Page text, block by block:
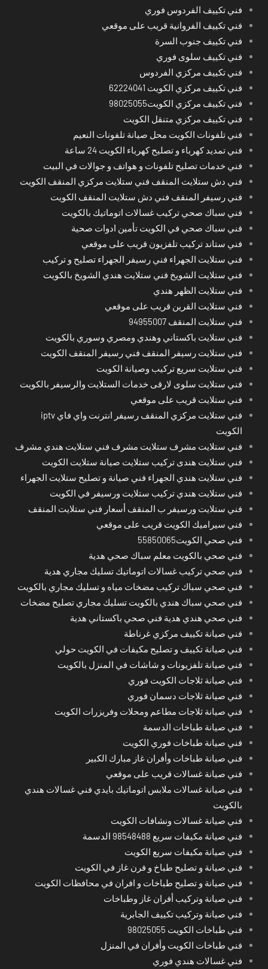
فني تكييف الفردوس فوري
فني تكييف الفروانية قريب على موقعي
فني تكييف جنوب السرة
فني تكييف سلوى فوري
فني تكييف مركزي الفردوس
فني تكييف مركزي الكويت 62224041
فني تكييف مركزي الكويت98025055
فني تكييف مركزي متنقل الكويت
فني تلفونات الكويت محل صيانة تلفونات النعيم
فني تمديد كهرباء و تصليح كهرباء الكويت 24 ساعة
فني خدمات تصليح تلفونات و هواتف و جوالات في البيت
فني دش ستلايت المنقف فني ستلايت مركزي المنقف الكويت
فني رسيفر المنقف فني دش ستلايت المنقف الكويت
فني سباك صحي تركيب غسالات اتوماتيك بالكويت
فني سباك صحي في الكويت تأمين ادوات صحية
فني ستاند تركيب تلفزيون قريب على موقعي
فني ستلايت الجهراء فني رسيفر الجهراء تصليح و تركيب
فني ستلايت الشويخ فني ستلايت هندي الشويخ بالكويت
فني ستلايت الظهر هندي
فني ستلايت القرين قريب على موقعي
فني ستلايت المنقف 94955007
فني ستلايت باكستاني وهندي ومصري وسوري بالكويت
فني ستلايت رسيفر المنقف فني رسيفر المنقف الكويت
فني ستلايت سريع تركيب وصيانة الكويت
فني ستلايت سلوى لارقى خدمات الستلايت والرسيفر بالكويت
فني ستلايت قريب على موقعي
فني ستلايت مركزي المنقف رسيفر انترنت واي فاي iptv
الكويت
فني ستلايت مشرف ستلايت مشرف فني ستلايت هندي مشرف
فني ستلايت هندى تركيب ستلايت صيانة ستلايت الكويت
فني ستلايت هندي الجهراء فني صيانة و تصليح ستلايت الجهراء
فني ستلايت هندي تركيب ستلايت ورسيفر في الكويت
فني ستلايت ورسيفر ب المنقف أسعار فني ستلايت المنقف
فني سيراميك الكويت قريب على موقعي
فني صحي الكويت55850065
فني صحي بالكويت معلم سباك صحي هدية
فني صحي تركيب غسالات اتوماتيك تسليك مجاري هدية
فني صحي سباك تركيب مضخات مياه و تسليك مجاري بالكويت
فني صحي سباك هندي بالكويت تسليك مجاري تصليح مضخات
فني صحي هندي هدية فني صحي باكستاني هدية
فني صيانة تكييف مركزي غرناطة
فني صيانة تكييف و تصليح مكيفات في الكويت حولي
فني صيانة تلفزيونات و شاشات في المنزل بالكويت
فني صيانة ثلاجات الكويت فوري
فني صيانة ثلاجات دسمان فوري
فني صيانة ثلاجات مطاعم ومحلات وفريزرات الكويت
فني صيانة طباخات الدسمة
فني صيانة طباخات فوري الكويت
فني صيانة طباخات وأفران غاز مبارك الكبير
فني صيانة غسالات قريب على موقعي
فني صيانة غسالات ملابس اتوماتيك بايدي فني غسالات هندي
بالكويت
فني صيانة غسالات ونشافات الكويت
فني صيانة مكيفات سريع 98548488 الدسمة
فني صيانة مكيفات سريع الكويت
فني صيانة و تصليح طباخ و فرن غاز في الكويت
فني صيانة و تصليح طباخات و افران في محافظات الكويت
فني صيانة وتركيب أفران غاز وطباخات
فني صيانة وتركيب تكييف الجابرية
فني طباخات الكويت 98025055
فني طباخات الكويت وأفران في المنزل
فني غسالات هندي فوري